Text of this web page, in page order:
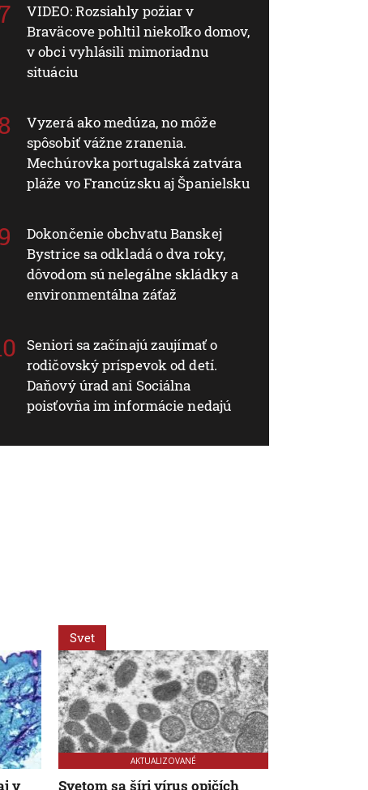
VIDEO: Rozsiahly požiar v
Braväcove pohltil niekoľko domov,
v obci vyhlásili mimoriadnu
situáciu
Vyzerá ako medúza, no môže
spôsobiť vážne zranenia.
Mechúrovka portugalská zatvára
pláže vo Francúzsku aj Španielsku
Dokončenie obchvatu Banskej
Bystrice sa odkladá o dva roky,
dôvodom sú nelegálne skládky a
environmentálna záťaž
Seniori sa začínajú zaujímať o
rodičovský príspevok od detí.
Daňový úrad ani Sociálna
poisťovňa im informácie nedajú
v
Svet
AKTUALIZOVANÉ
Svetom sa šíri vírus opičích